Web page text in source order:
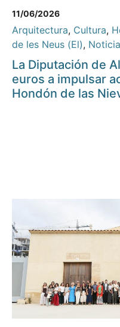
11/06/2026
Arquitectura, Cultura,
de les Neus (El),
La Diputación de
euros a impulsar
Hondón de las